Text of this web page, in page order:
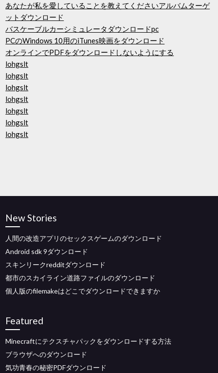
あなたが私を愛していることを教えてくださいアルバムターゲ
ットダウンロード
バスケーブルカーシミュレータダウンロードpc
PCのWindows 10用のiTunes映画をダウンロード
オンラインでPDFをダウンロードしないようにする
lohgslt
lohgslt
lohgslt
lohgslt
lohgslt
lohgslt
lohgslt
New Stories
人間の改造アプリのセックスゲームのダウンロード
Android sdk 9ダウンロード
スキンリークredditダウンロード
都市のスカイライン道路ファイルのダウンロード
個人版のfilemakeはどこでダウンロードできますか
Featured
Minecraftにテクスチャパックをダウンロードする方法
ブラウザへのダウンロード
気功青春の秘密PDFダウンロード